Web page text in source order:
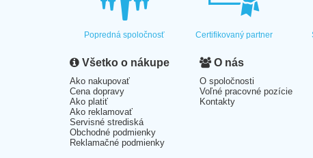
Popredná spoločnosť Certifikovaný partner
Všetko o nákupe
Ako nakupovať
Cena dopravy
Ako platiť
Ako reklamovať
Servisné strediská
Obchodné podmienky
Reklamačné podmienky
O nás
O spoločnosti
Voľné pracovné pozície
Kontakty